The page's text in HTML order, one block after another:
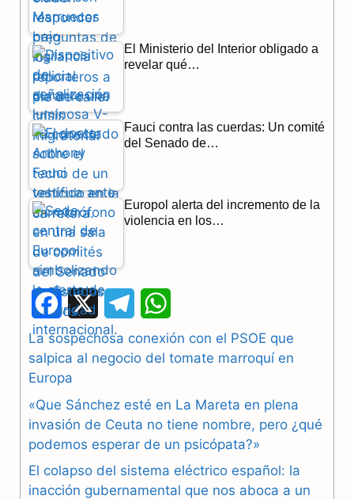
El Ministerio del Interior obligado a
revelar qué…
Fauci contra las cuerdas: Un comité
del Senado de…
Europol alerta del incremento de la
violencia en los…
F
a
c
b
o
o
e
l
g
r
a
h
a
s
A
p
La sospechosa conexión con el PSOE que
salpica al negocio del tomate marroquí en
Europa
«Que Sánchez esté en La Mareta en plena
invasión de Ceuta no tiene nombre, pero ¿qué
podemos esperar de un psicópata?»
El colapso del sistema eléctrico español: la
inacción gubernamental que nos aboca a un